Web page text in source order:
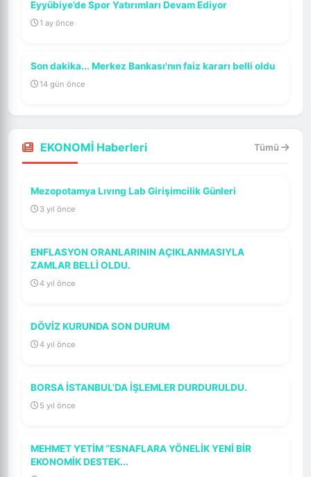
Eyyübiye’de Spor Yatırımları Devam Ediyor
1 ay önce
Son dakika... Merkez Bankası'nın faiz kararı belli oldu
14 gün önce
EKONOMİ Haberleri Tümü
Mezopotamya Lıvıng Lab Girişimcilik Günleri
3 yıl önce
ENFLASYON ORANLARININ AÇIKLANMASIYLA
ZAMLAR BELLİ OLDU.
4 yıl önce
DÖVİZ KURUNDA SON DURUM
4 yıl önce
BORSA İSTANBUL'DA İŞLEMLER DURDURULDU.
5 yıl önce
MEHMET YETİM “ESNAFLARA YÖNELİK YENİ BİR
EKONOMİK DESTEK...